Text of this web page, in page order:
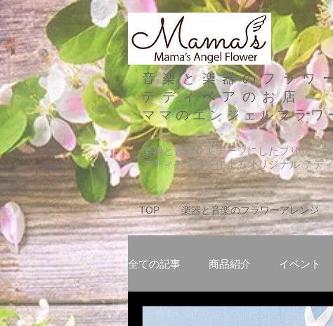
音楽と楽器のフラワ
テディベアのお店
ママのエンジェルフラワ
楽器と音楽をモチーフにしたプリザー
テディベア作家によるオリジナル テデ
TOP 楽器と音楽のフラワーアレンジ
全ての記事 商品紹介 イベント